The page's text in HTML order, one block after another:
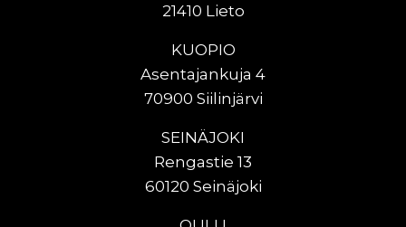
21410 Lieto
KUOPIO
Asentajankuja 4
70900 Siilinjärvi
SEINÄJOKI
Rengastie 13
60120 Seinäjoki